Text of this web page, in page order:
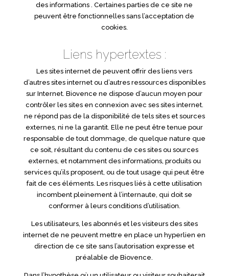
des informations . Certaines parties de ce site ne
peuvent être fonctionnelles sans l’acceptation de
cookies.
Liens hypertextes :
Les sites internet de peuvent offrir des liens vers
d’autres sites internet ou d’autres ressources disponibles
sur Internet. Biovence ne dispose d’aucun moyen pour
contrôler les sites en connexion avec ses sites internet.
ne répond pas de la disponibilité de tels sites et sources
externes, ni ne la garantit. Elle ne peut être tenue pour
responsable de tout dommage, de quelque nature que
ce soit, résultant du contenu de ces sites ou sources
externes, et notamment des informations, produits ou
services qu’ils proposent, ou de tout usage qui peut être
fait de ces éléments. Les risques liés à cette utilisation
incombent pleinement à l’internaute, qui doit se
conformer à leurs conditions d’utilisation.
Les utilisateurs, les abonnés et les visiteurs des sites
internet de ne peuvent mettre en place un hyperlien en
direction de ce site sans l’autorisation expresse et
préalable de Biovence.